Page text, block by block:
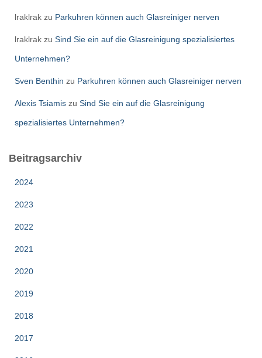
lraklrak zu Parkuhren können auch Glasreiniger nerven
lraklrak zu Sind Sie ein auf die Glasreinigung spezialisiertes
Unternehmen?
Sven Benthin zu Parkuhren können auch Glasreiniger nerven
Alexis Tsiamis zu Sind Sie ein auf die Glasreinigung
spezialisiertes Unternehmen?
Beitragsarchiv
2024
2023
2022
2021
2020
2019
2018
2017